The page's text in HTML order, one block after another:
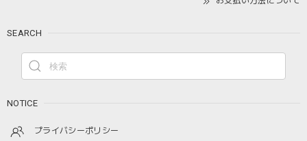
SEARCH
NOTICE
プライバシーポリシー